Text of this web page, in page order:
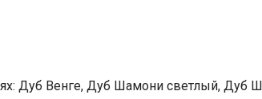
Дуб Венге, Дуб Шамони светлый, Дуб